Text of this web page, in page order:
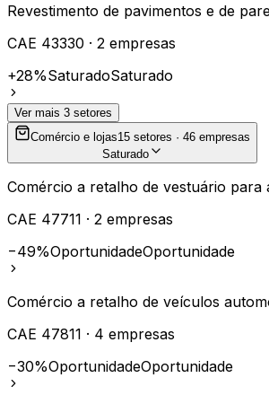
Revestimento de pavimentos e de
CAE 43330 · 2 empresas
+28%SaturadoSaturado
Ver mais 3 setores
Comércio e lojas15 setores · 46 empresas
Saturado
Comércio a retalho de vestuário para
CAE 47711 · 2 empresas
−49%OportunidadeOportunidade
Comércio a retalho de veículos
CAE 47811 · 4 empresas
−30%OportunidadeOportunidade